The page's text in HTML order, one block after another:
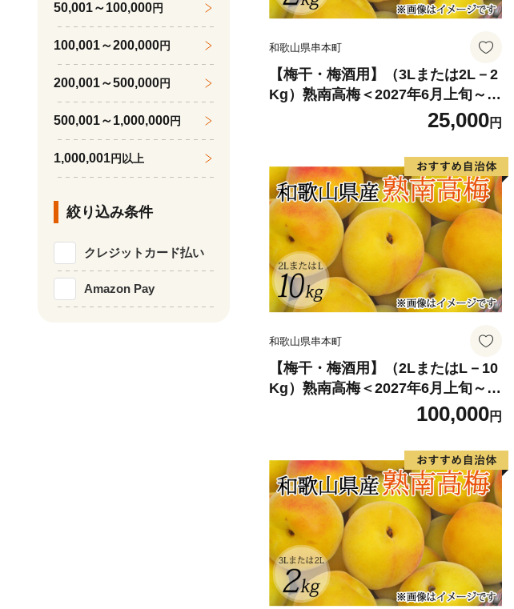
和歌山県串本町
【梅干・梅酒用】（3Lまたは2L－2
Kg）熟南高梅＜2027年6月上旬～7
月上旬ごろに順次発送予定＞【art0
25,000円
和歌山県串本町
【梅干・梅酒用】（2LまたはL－10
Kg）熟南高梅＜2027年6月上旬～7
月上旬ごろに順次発送予定＞【art0
100,000円
50,001～100,000円
100,001～200,000円
200,001～500,000円
500,001～1,000,000円
1,000,001円以上
絞り込み条件
クレジットカード払い
Amazon Pay